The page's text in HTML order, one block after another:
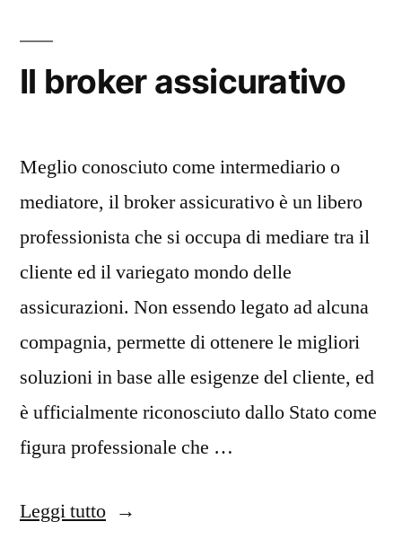
Il broker assicurativo
Meglio conosciuto come intermediario o
mediatore, il broker assicurativo è un libero
professionista che si occupa di mediare tra il
cliente ed il variegato mondo delle
assicurazioni. Non essendo legato ad alcuna
compagnia, permette di ottenere le migliori
soluzioni in base alle esigenze del cliente, ed
è ufficialmente riconosciuto dallo Stato come
figura professionale che …
Leggi tutto“Il